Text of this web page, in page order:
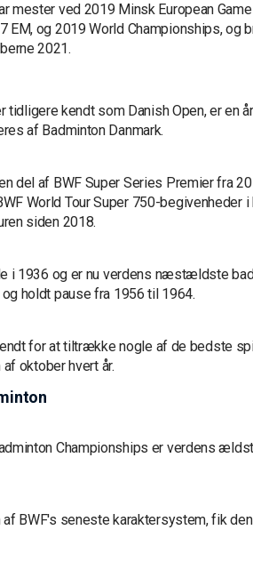
mester ved 2019 Minsk European
EM, og 2019 World Championships, og
2021.
tidligere kendt som Danish Open, er en
af Badminton Danmark.
del af BWF Super Series Premier fra
World Tour Super 750-begivenheder i
siden 2018.
i 1936 og er nu verdens næstældste
holdt pause fra 1956 til 1964.
for at tiltrække nogle af de bedste
​​oktober hvert år.
Championships er verdens
af ​​BWF's seneste karaktersystem, fik